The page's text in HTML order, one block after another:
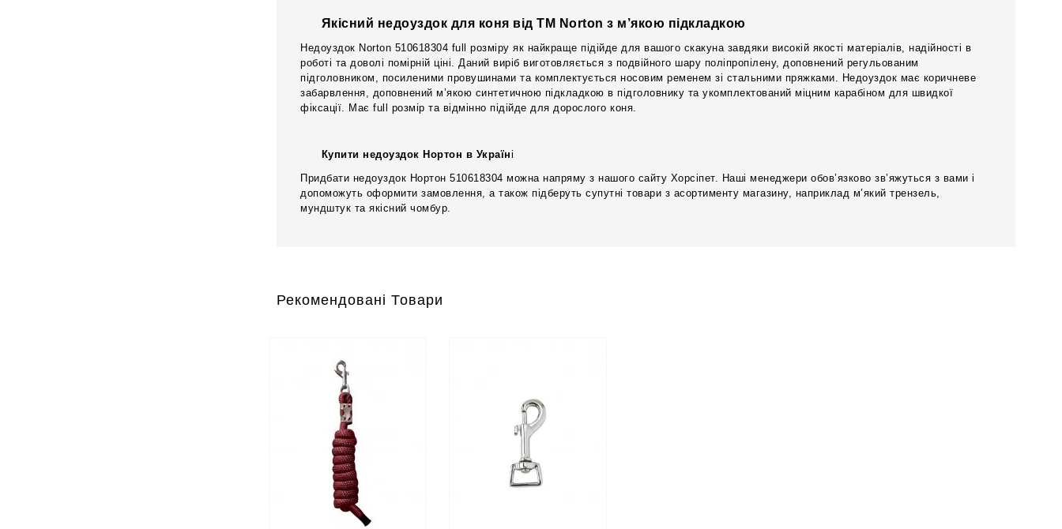
Якісний недоуздок для коня від ТМ Norton з м’якою підкладкою
Недоуздок Norton 510618304 full розміру як найкраще підійде для вашого скакуна завдяки високій якості матеріалів, надійності в
роботі та доволі помірній ціні. Даний виріб виготовляється з подвійного шару поліпропілену, доповнений регульованим
підголовником, посиленими провушинами та комплектується носовим ременем зі стальними пряжками. Недоуздок має коричневе
забарвлення, доповнений м’якою синтетичною підкладкою в підголовнику та укомплектований міцним карабіном для швидкої
фіксації. Має full розмір та відмінно підійде для дорослого коня.
Купити недоуздок Нортон в Україні
Придбати недоуздок Нортон 510618304 можна напряму з нашого сайту Хорсіпет. Наші менеджери обов’язково зв’яжуться з вами і
допоможуть оформити замовлення, а також підберуть супутні товари з асортименту магазину, наприклад м’який трензель,
мундштук та якісний чомбур.
Рекомендовані Товари